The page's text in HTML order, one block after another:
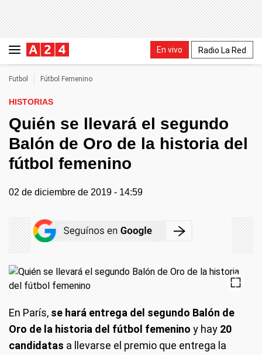
En vivo Radio La Red
Futbol Fútbol Femenino
HISTORIAS
Quién se llevará el segundo
Balón de Oro de la historia del
fútbol femenino
02 de diciembre de 2019 - 14:59
En París, se hará entrega del segundo Balón de
Oro de la historia del fútbol femenino y hay 20
candidatas a llevarse el premio que entrega la